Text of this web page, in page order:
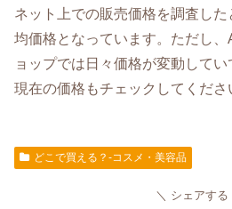
ネット上での販売価格を調査した
均価格となっています。ただし
ョップでは日々価格が変動して
現在の価格もチェックしてくださ
どこで買える？-コスメ・美容品
シェアする